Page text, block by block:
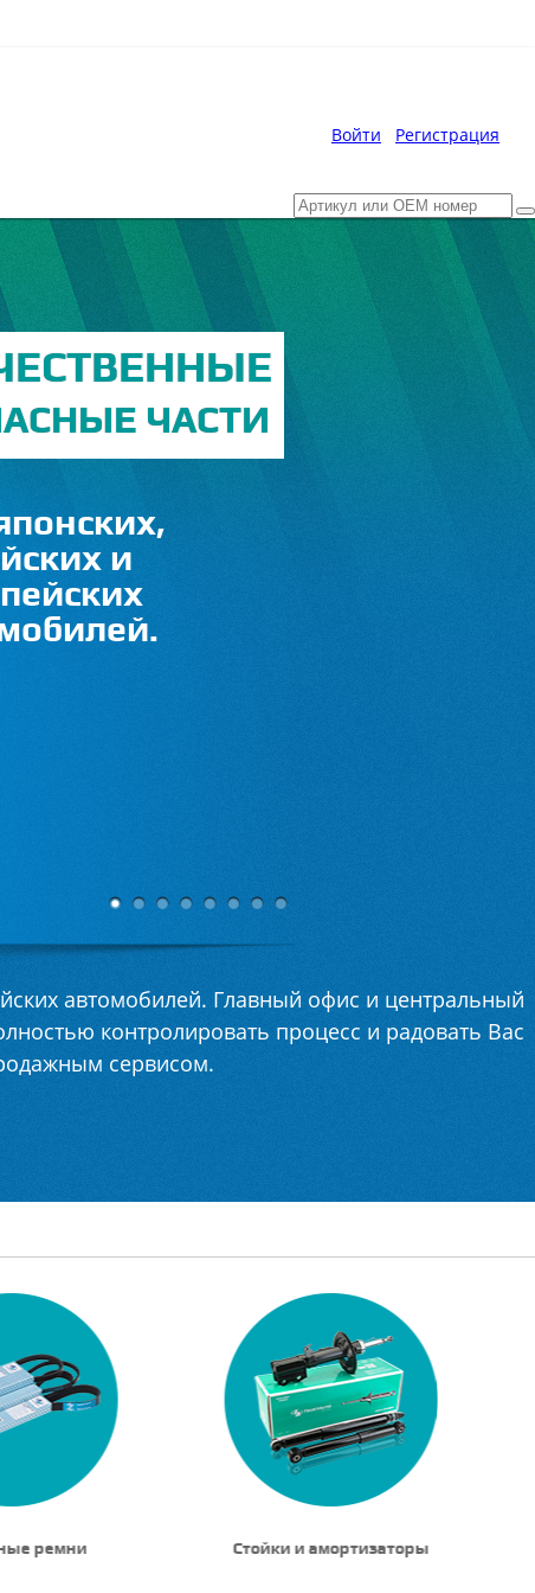
Войти Регистрация
ЧАСТИ
и
автомобилей. Главный офис и центральный
контролировать процесс и радовать Вас
сервисом.
ремни Стойки и амортизаторы